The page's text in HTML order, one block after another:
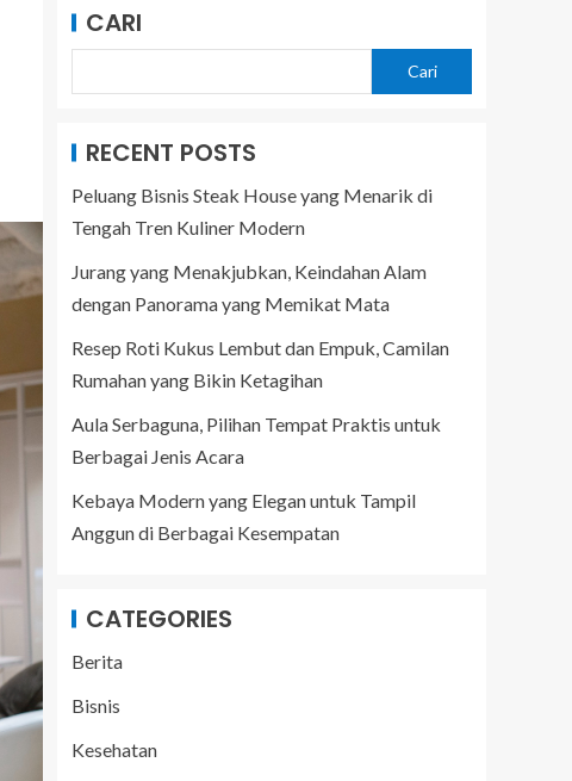
CARI
Cari
RECENT POSTS
Peluang Bisnis Steak House yang Menarik di
Tengah Tren Kuliner Modern
Jurang yang Menakjubkan, Keindahan Alam
dengan Panorama yang Memikat Mata
Resep Roti Kukus Lembut dan Empuk, Camilan
Rumahan yang Bikin Ketagihan
Aula Serbaguna, Pilihan Tempat Praktis untuk
Berbagai Jenis Acara
Kebaya Modern yang Elegan untuk Tampil
Anggun di Berbagai Kesempatan
CATEGORIES
Berita
Bisnis
Kesehatan